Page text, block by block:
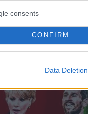
consents
CONFIRM
Data Deletion